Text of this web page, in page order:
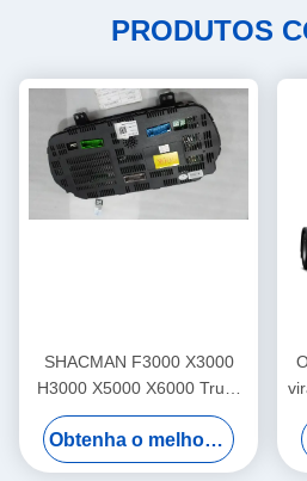
PRODUTOS
SHACMAN F3000 X3000
H3000 X5000 X6000 Truck
Dashboard Assembly Painel
de instrumentos para
substituição de carga
Obtenha o melhor preço